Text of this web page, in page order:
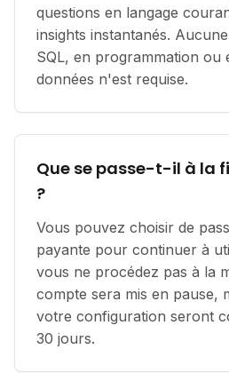
questions en langage
insights instantanés.
SQL, en programmation ou
données n'est requise.
Que se passe-t-il à la
?
Vous pouvez choisir de
payante pour continuer à
vous ne procédez pas à la
compte sera mis en pause,
votre configuration seront
30 jours.